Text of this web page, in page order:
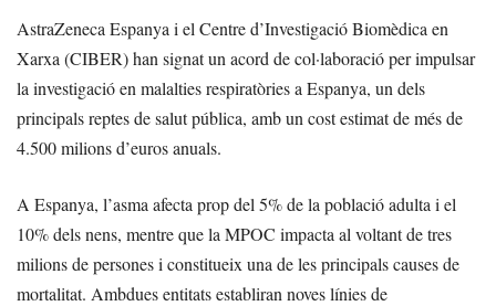
AstraZeneca Espanya i el Centre d’Investigació Biomèdica en
Xarxa (CIBER) han signat un acord de col·laboració per impulsar
la investigació en malalties respiratòries a Espanya, un dels
principals reptes de salut pública, amb un cost estimat de més de
4.500 milions d’euros anuals.
A Espanya, l’asma afecta prop del 5% de la població adulta i el
10% dels nens, mentre que la MPOC impacta al voltant de tres
milions de persones i constitueix una de les principals causes de
mortalitat. Ambdues entitats establiran noves línies de